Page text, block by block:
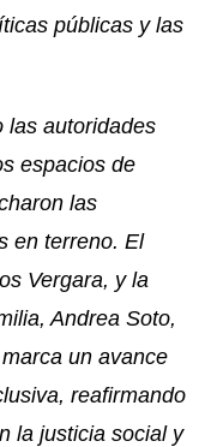
públicas y las
las autoridades
espacios de
las
en terreno. El
Vergara, y la
Andrea Soto,
un avance
reafirmando
la justicia social y